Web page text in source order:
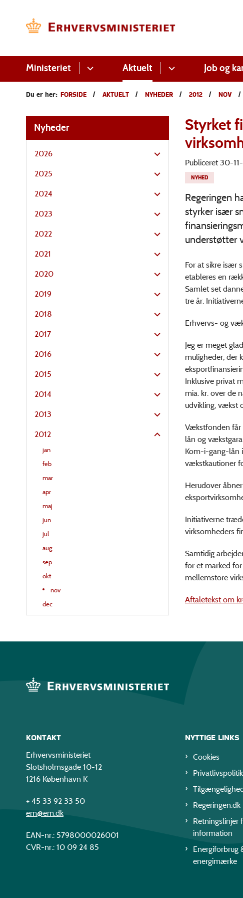
Ministeriet Aktuelt Job og
Du er her: FORSIDE AKTUELT NYHEDER 2012 NOV
Nyheder
2026
2025
2024
2023
2022
2021
2020
2019
2018
2017
2016
2015
2014
2013
2012
jan
feb
mar
apr
maj
jun
jul
aug
sep
okt
nov
dec
Styrket
Publiceret 30-
NYHED
Regeringen
styrker især
understøtter
For at sikre især
etableres en
Samlet set
tre år.
Erhvervs- og
Jeg er meget
muligheder, der
Inklusive privat
mia. kr. over de
udvikling, vækst
Vækstfonden får
lån og
Kom-i-gang-lån
vækstkautioner
Herudover
Initiativerne
virksomheders
Samtidig
for et marked
mellemstore
Aftaletekst om
KONTAKT
Erhvervsministeriet
Slotsholmsgade 10-12
1216 København K
+ 45 33 92 33 50
em@em.dk
EAN-nr.: 5798000026001
CVR-nr.: 10 09 24 85
NYTTIGE LINKS
Cookies
Privatlivspolitik
Regeringen.dk
Retningslinjer
information
Energiforbrug
energimærke